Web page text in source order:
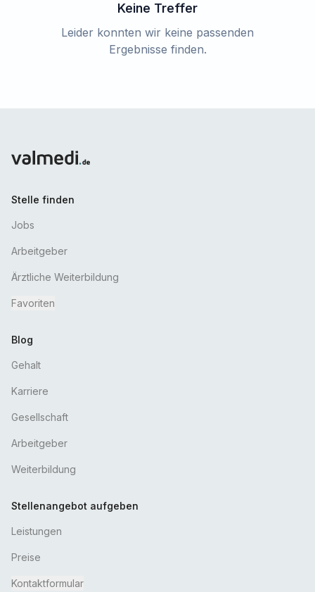
Keine Treffer
Leider konnten wir keine passenden
Ergebnisse finden.
Stelle finden
Jobs
Arbeitgeber
Ärztliche Weiterbildung
Favoriten
Blog
Gehalt
Karriere
Gesellschaft
Arbeitgeber
Weiterbildung
Stellenangebot aufgeben
Leistungen
Preise
Kontaktformular